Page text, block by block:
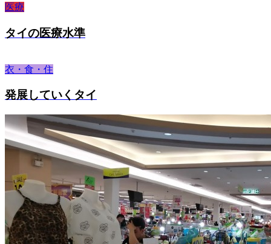
医療
タイの医療水準
衣・食・住
発展していくタイ